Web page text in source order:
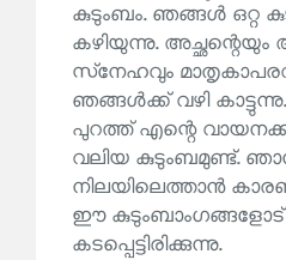
കുടുംബം. ഞങ്ങൾ ഒറ്റ
കഴിയുന്നു.
സ്‌നേഹവും
ഞങ്ങൾക്ക് വഴി
പുറത്ത് എന്റെ
വലിയ കുടുംബമുണ്ട്.
നിലയിലെത്താൻ
ഈ കുടുംബാംഗങ്ങളോട്
കടപ്പെട്ടിരിക്കുന്നു.